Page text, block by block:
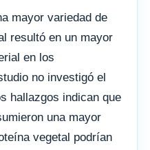
mayor variedad de
resultó en un mayor
en los
no investigó el
hallazgos indican que
una mayor
vegetal podrían